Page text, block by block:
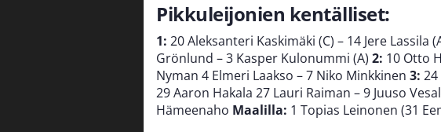
Pikkuleijonien kentälliset:
1: 20 Aleksanteri Kaskimäki (C) – 14 Jere Lassila
Grönlund – 3 Kasper Kulonummi (A) 2: 10 Otto
Nyman 4 Elmeri Laakso – 7 Niko Minkkinen 3:
29 Aaron Hakala 27 Lauri Raiman – 9 Juuso
Hämeenaho Maalilla: 1 Topias Leinonen (31